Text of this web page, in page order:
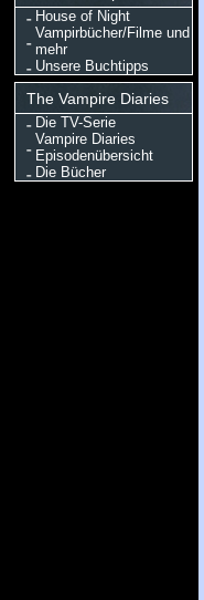
House of Night
Vampirbücher/Filme und
mehr
Unsere Buchtipps
The Vampire Diaries
Die TV-Serie
Vampire Diaries
Episodenübersicht
Die Bücher